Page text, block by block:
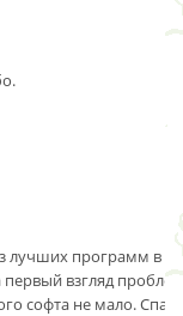
лучших программ в
взгляд
софта не мало.